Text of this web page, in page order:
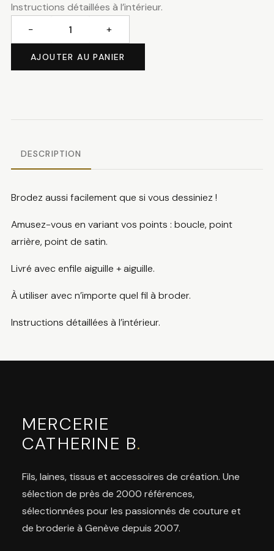
Instructions détaillées à l’intérieur.
Punch
− +
AJOUTER AU PANIER
DESCRIPTION
Brodez aussi facilement que si vous dessiniez !
Amusez-vous en variant vos points : boucle, point
arrière, point de satin.
Livré avec enfile aiguille + aiguille.
À utiliser avec n’importe quel fil à broder.
Instructions détaillées à l’intérieur.
MERCERIE
CATHERINE B.
Fils, laines, tissus et accessoires de création. Une
sélection de près de 2000 références,
sélectionnées pour les passionnés de couture et
de broderie à Genève depuis 2007.